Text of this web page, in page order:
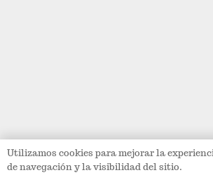
Utilizamos cookies para mejorar la
de navegación y la visibilidad del sitio.